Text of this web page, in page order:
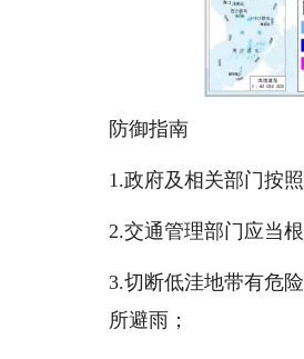
防御指南
1.政府及相关部门按
2.交通管理部门应当
3.切断低洼地带有危
所避雨；